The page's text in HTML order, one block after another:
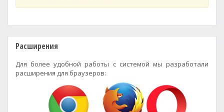
Расширения
Для более удобной работы с системой мы разработали
расширения для браузеров: